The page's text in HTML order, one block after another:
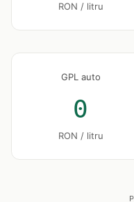
RON / litru
GPL auto
0
RON / litru